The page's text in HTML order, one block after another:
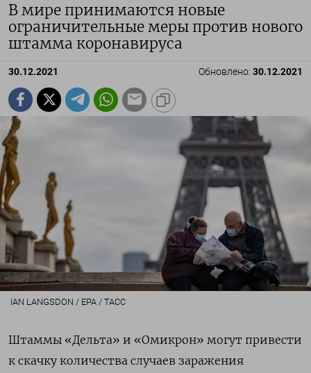
В мире принимаются новые
ограничительные меры против нового
штамма коронавируса
30.12.2021 Обновлено: 30.12.2021
IAN LANGSDON / EPA / ТАСС
Штаммы «Дельта» и «Омикрон» могут привести
к скачку количества случаев заражения